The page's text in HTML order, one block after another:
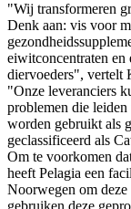
"Wij transformeren
Denk aan: vis voor
eiwitconcentraten en
diervoeders", vertelt
"Onze leveranciers
problemen die
worden gebruikt als
geclassificeerd als
Om te voorkomen
heeft Pelagia een
Noorwegen om